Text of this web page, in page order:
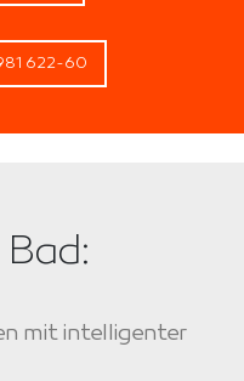
622-60
mit intelligenter